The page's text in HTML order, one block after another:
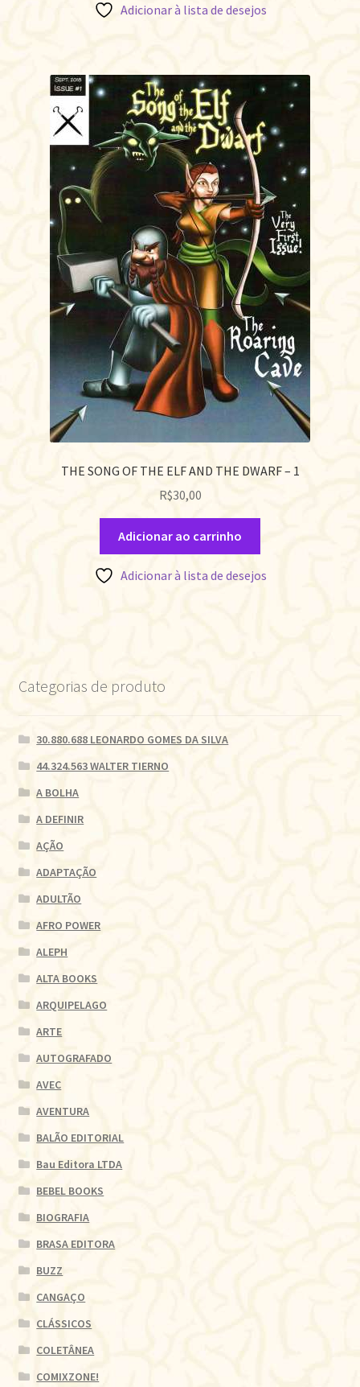
Adicionar à lista de desejos
THE SONG OF THE ELF AND THE DWARF – 1
R$30,00
Adicionar ao carrinho
Adicionar à lista de desejos
Categorias de produto
30.880.688 LEONARDO GOMES DA SILVA
44.324.563 WALTER TIERNO
A BOLHA
A DEFINIR
AÇÃO
ADAPTAÇÃO
ADULTÃO
AFRO POWER
ALEPH
ALTA BOOKS
ARQUIPELAGO
ARTE
AUTOGRAFADO
AVEC
AVENTURA
BALÃO EDITORIAL
Bau Editora LTDA
BEBEL BOOKS
BIOGRAFIA
BRASA EDITORA
BUZZ
CANGAÇO
CLÁSSICOS
COLETÂNEA
COMIXZONE!